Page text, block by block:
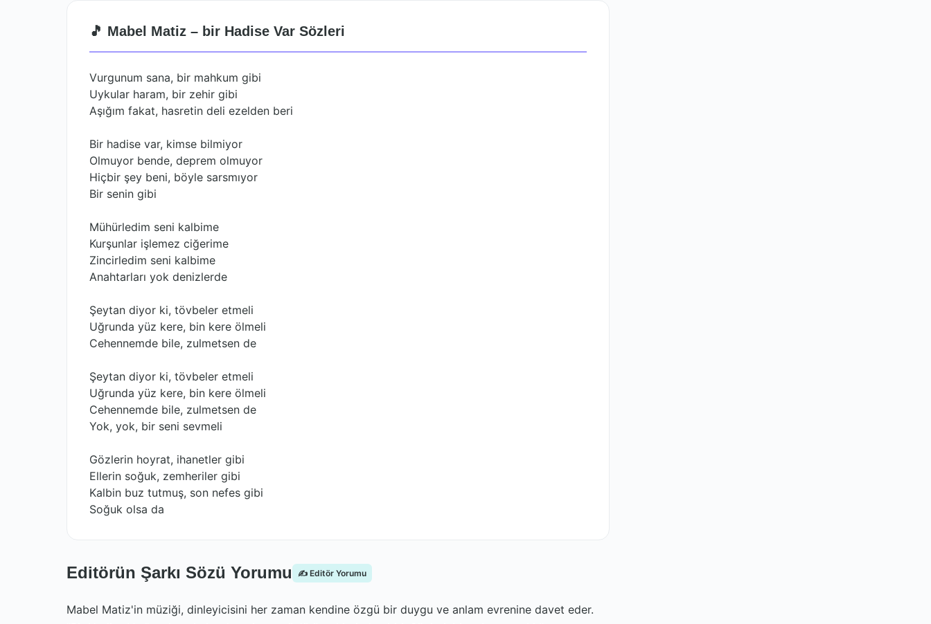
🎵 Mabel Matiz – bir Hadise Var Sözleri
Vurgunum sana, bir mahkum gibi
Uykular haram, bir zehir gibi
Aşığım fakat, hasretin deli ezelden beri
Bir hadise var, kimse bilmiyor
Olmuyor bende, deprem olmuyor
Hiçbir şey beni, böyle sarsmıyor
Bir senin gibi
Mühürledim seni kalbime
Kurşunlar işlemez ciğerime
Zincirledim seni kalbime
Anahtarları yok denizlerde
Şeytan diyor ki, tövbeler etmeli
Uğrunda yüz kere, bin kere ölmeli
Cehennemde bile, zulmetsen de
Şeytan diyor ki, tövbeler etmeli
Uğrunda yüz kere, bin kere ölmeli
Cehennemde bile, zulmetsen de
Yok, yok, bir seni sevmeli
Gözlerin hoyrat, ihanetler gibi
Ellerin soğuk, zemheriler gibi
Kalbin buz tutmuş, son nefes gibi
Soğuk olsa da
Editörün Şarkı Sözü Yorumu ✍️ Editör Yorumu
Mabel Matiz'in müziği, dinleyicisini her zaman kendine özgü bir duygu ve anlam evrenine davet eder.